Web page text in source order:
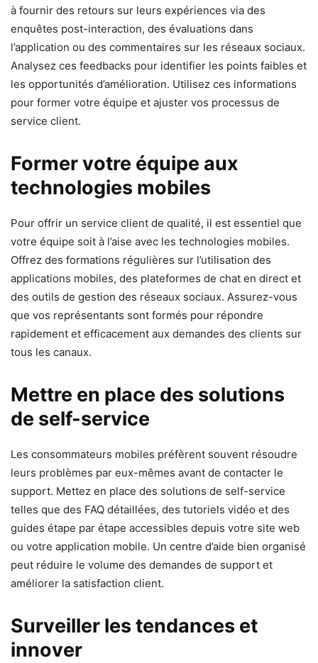
à fournir des retours sur leurs expériences via des
enquêtes post-interaction, des évaluations dans
l’application ou des commentaires sur les réseaux sociaux.
Analysez ces feedbacks pour identifier les points faibles et
les opportunités d’amélioration. Utilisez ces informations
pour former votre équipe et ajuster vos processus de
service client.
Former votre équipe aux
technologies mobiles
Pour offrir un service client de qualité, il est essentiel que
votre équipe soit à l’aise avec les technologies mobiles.
Offrez des formations régulières sur l’utilisation des
applications mobiles, des plateformes de chat en direct et
des outils de gestion des réseaux sociaux. Assurez-vous
que vos représentants sont formés pour répondre
rapidement et efficacement aux demandes des clients sur
tous les canaux.
Mettre en place des solutions
de self-service
Les consommateurs mobiles préfèrent souvent résoudre
leurs problèmes par eux-mêmes avant de contacter le
support. Mettez en place des solutions de self-service
telles que des FAQ détaillées, des tutoriels vidéo et des
guides étape par étape accessibles depuis votre site web
ou votre application mobile. Un centre d’aide bien organisé
peut réduire le volume des demandes de support et
améliorer la satisfaction client.
Surveiller les tendances et
innover